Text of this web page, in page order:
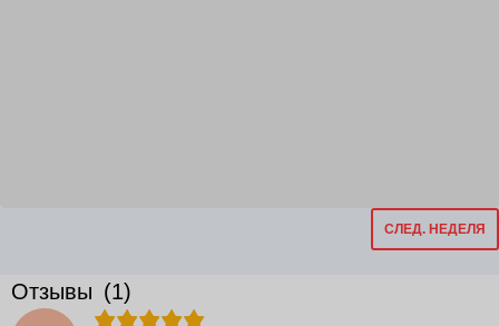
СЛЕД. НЕДЕЛЯ
Отзывы (1)